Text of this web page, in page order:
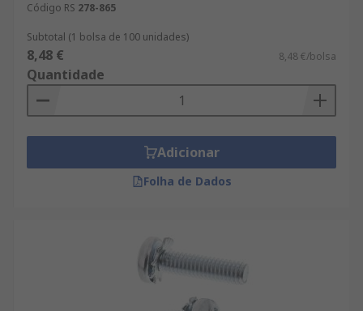
Código RS 278-865
Subtotal (1 bolsa de 100 unidades)
8,48 € 8,48 €/bolsa
Quantidade
Adicionar
Folha de Dados